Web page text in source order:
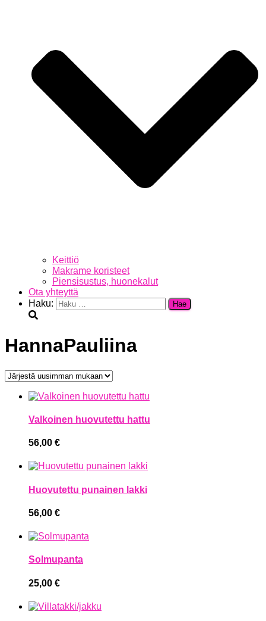
Keittiö
Makrame koristeet
Piensisustus, huonekalut
Ota yhteyttä
Haku:
HannaPauliina
Valkoinen huovutettu hattu
56,00 €
Huovutettu punainen lakki
56,00 €
Solmupanta
25,00 €